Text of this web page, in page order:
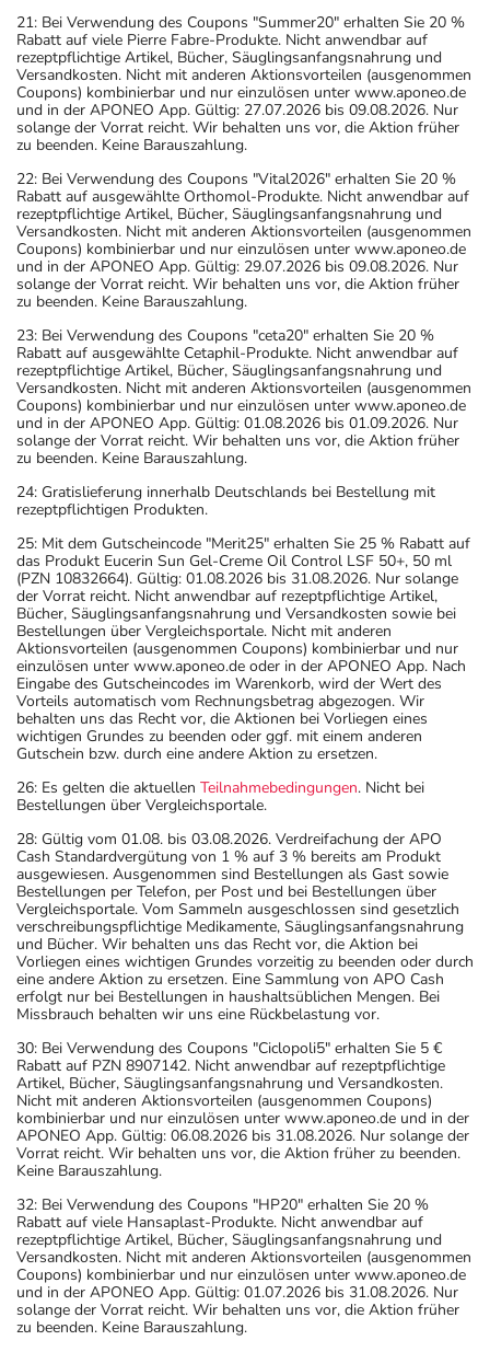
21: Bei Verwendung des Coupons "Summer20" erhalten Sie 20 %
Rabatt auf viele Pierre Fabre-Produkte. Nicht anwendbar auf
rezeptpflichtige Artikel, Bücher, Säuglingsanfangsnahrung und
Versandkosten. Nicht mit anderen Aktionsvorteilen (ausgenommen
Coupons) kombinierbar und nur einzulösen unter www.aponeo.de
und in der APONEO App. Gültig: 27.07.2026 bis 09.08.2026. Nur
solange der Vorrat reicht. Wir behalten uns vor, die Aktion früher
zu beenden. Keine Barauszahlung.
22: Bei Verwendung des Coupons "Vital2026" erhalten Sie 20 %
Rabatt auf ausgewählte Orthomol-Produkte. Nicht anwendbar auf
rezeptpflichtige Artikel, Bücher, Säuglingsanfangsnahrung und
Versandkosten. Nicht mit anderen Aktionsvorteilen (ausgenommen
Coupons) kombinierbar und nur einzulösen unter www.aponeo.de
und in der APONEO App. Gültig: 29.07.2026 bis 09.08.2026. Nur
solange der Vorrat reicht. Wir behalten uns vor, die Aktion früher
zu beenden. Keine Barauszahlung.
23: Bei Verwendung des Coupons "ceta20" erhalten Sie 20 %
Rabatt auf ausgewählte Cetaphil-Produkte. Nicht anwendbar auf
rezeptpflichtige Artikel, Bücher, Säuglingsanfangsnahrung und
Versandkosten. Nicht mit anderen Aktionsvorteilen (ausgenommen
Coupons) kombinierbar und nur einzulösen unter www.aponeo.de
und in der APONEO App. Gültig: 01.08.2026 bis 01.09.2026. Nur
solange der Vorrat reicht. Wir behalten uns vor, die Aktion früher
zu beenden. Keine Barauszahlung.
24: Gratislieferung innerhalb Deutschlands bei Bestellung mit
rezeptpflichtigen Produkten.
25: Mit dem Gutscheincode "Merit25" erhalten Sie 25 % Rabatt auf
das Produkt Eucerin Sun Gel-Creme Oil Control LSF 50+, 50 ml
(PZN 10832664). Gültig: 01.08.2026 bis 31.08.2026. Nur solange
der Vorrat reicht. Nicht anwendbar auf rezeptpflichtige Artikel,
Bücher, Säuglingsanfangsnahrung und Versandkosten sowie bei
Bestellungen über Vergleichsportale. Nicht mit anderen
Aktionsvorteilen (ausgenommen Coupons) kombinierbar und nur
einzulösen unter www.aponeo.de oder in der APONEO App. Nach
Eingabe des Gutscheincodes im Warenkorb, wird der Wert des
Vorteils automatisch vom Rechnungsbetrag abgezogen. Wir
behalten uns das Recht vor, die Aktionen bei Vorliegen eines
wichtigen Grundes zu beenden oder ggf. mit einem anderen
Gutschein bzw. durch eine andere Aktion zu ersetzen.
26: Es gelten die aktuellen Teilnahmebedingungen. Nicht bei
Bestellungen über Vergleichsportale.
28: Gültig vom 01.08. bis 03.08.2026. Verdreifachung der APO
Cash Standardvergütung von 1 % auf 3 % bereits am Produkt
ausgewiesen. Ausgenommen sind Bestellungen als Gast sowie
Bestellungen per Telefon, per Post und bei Bestellungen über
Vergleichsportale. Vom Sammeln ausgeschlossen sind gesetzlich
verschreibungspflichtige Medikamente, Säuglingsanfangsnahrung
und Bücher. Wir behalten uns das Recht vor, die Aktion bei
Vorliegen eines wichtigen Grundes vorzeitig zu beenden oder durch
eine andere Aktion zu ersetzen. Eine Sammlung von APO Cash
erfolgt nur bei Bestellungen in haushaltsüblichen Mengen. Bei
Missbrauch behalten wir uns eine Rückbelastung vor.
30: Bei Verwendung des Coupons "Ciclopoli5" erhalten Sie 5 €
Rabatt auf PZN 8907142. Nicht anwendbar auf rezeptpflichtige
Artikel, Bücher, Säuglingsanfangsnahrung und Versandkosten.
Nicht mit anderen Aktionsvorteilen (ausgenommen Coupons)
kombinierbar und nur einzulösen unter www.aponeo.de und in der
APONEO App. Gültig: 06.08.2026 bis 31.08.2026. Nur solange der
Vorrat reicht. Wir behalten uns vor, die Aktion früher zu beenden.
Keine Barauszahlung.
32: Bei Verwendung des Coupons "HP20" erhalten Sie 20 %
Rabatt auf viele Hansaplast-Produkte. Nicht anwendbar auf
rezeptpflichtige Artikel, Bücher, Säuglingsanfangsnahrung und
Versandkosten. Nicht mit anderen Aktionsvorteilen (ausgenommen
Coupons) kombinierbar und nur einzulösen unter www.aponeo.de
und in der APONEO App. Gültig: 01.07.2026 bis 31.08.2026. Nur
solange der Vorrat reicht. Wir behalten uns vor, die Aktion früher
zu beenden. Keine Barauszahlung.